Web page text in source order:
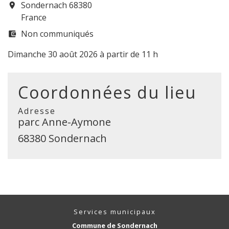
room
Sondernach 68380
France
account_balance_wallet Non communiqués
Dimanche 30 août 2026 à partir de 11 h
Coordonnées du lieu
Adresse
parc Anne-Aymone
68380 Sondernach
Services municipaux
Commune de Sondernach